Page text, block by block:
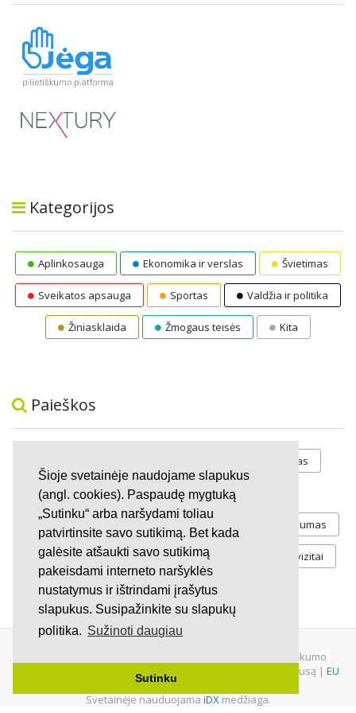
Šioje svetainėje naudojame slapukus
(angl. cookies). Paspaudę mygtuką
„Sutinku“ arba naršydami toliau
patvirtinsite savo sutikimą. Bet kada
galėsite atšaukti savo sutikimą
pakeisdami interneto naršyklės
nustatymus ir ištrindami įrašytus
slapukus. Susipažinkite su slapukų
politika. Sužinoti daugiau
Sutinku
Kategorijos
Aplinkosauga Ekonomika ir verslas Švietimas
Sveikatos apsauga Sportas Valdžia ir politika
Žiniasklaida Žmogaus teisės Kita
Paieškos
marihuanos legalizavimas
STOP vaiku atemimas
Pilnos moksleivių vasaros atostogos referendumas
Keliu jaunystės Valandos Rekvizitai
Investicijos
© 2007 - 2026 Ne pelno siekianti organizacija VŠĮ "Pilietiškumo
platformos" į.k. 305719586. Įstaiga turi paramos gavėjo statusą | EU
Petitions|U.S. Petitions
Svetainėje nauduojama iDXmedžiaga.